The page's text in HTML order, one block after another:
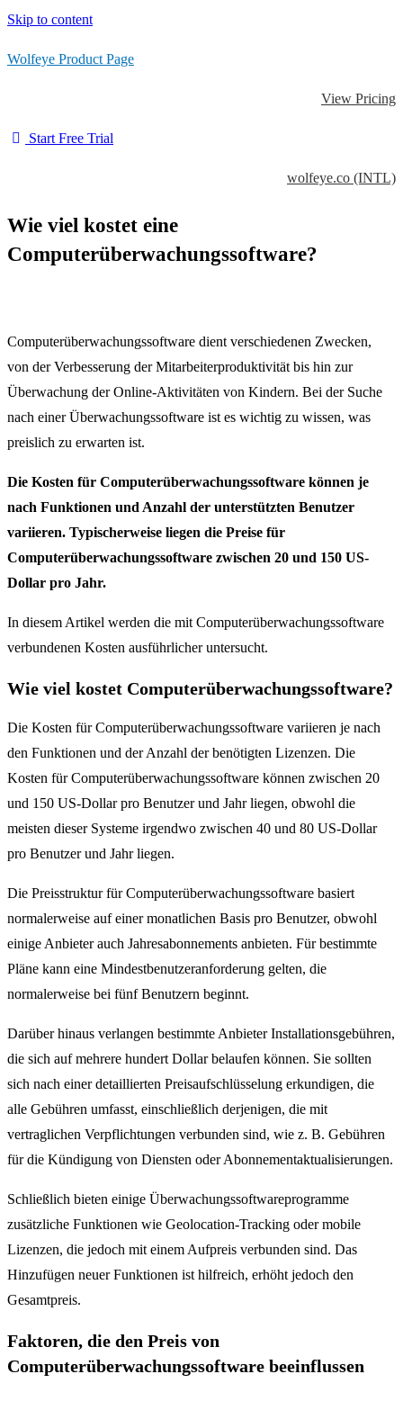
Skip to content
Wolfeye Product Page
View Pricing
Start Free Trial
wolfeye.co (INTL)
Wie viel kostet eine
Computerüberwachungssoftware?
Computerüberwachungssoftware dient verschiedenen Zwecken,
von der Verbesserung der Mitarbeiterproduktivität bis hin zur
Überwachung der Online-Aktivitäten von Kindern. Bei der Suche
nach einer Überwachungssoftware ist es wichtig zu wissen, was
preislich zu erwarten ist.
Die Kosten für Computerüberwachungssoftware können je
nach Funktionen und Anzahl der unterstützten Benutzer
variieren. Typischerweise liegen die Preise für
Computerüberwachungssoftware zwischen 20 und 150 US-
Dollar pro Jahr.
In diesem Artikel werden die mit Computerüberwachungssoftware
verbundenen Kosten ausführlicher untersucht.
Wie viel kostet Computerüberwachungssoftware?
Die Kosten für Computerüberwachungssoftware variieren je nach
den Funktionen und der Anzahl der benötigten Lizenzen. Die
Kosten für Computerüberwachungssoftware können zwischen 20
und 150 US-Dollar pro Benutzer und Jahr liegen, obwohl die
meisten dieser Systeme irgendwo zwischen 40 und 80 US-Dollar
pro Benutzer und Jahr liegen.
Die Preisstruktur für Computerüberwachungssoftware basiert
normalerweise auf einer monatlichen Basis pro Benutzer, obwohl
einige Anbieter auch Jahresabonnements anbieten. Für bestimmte
Pläne kann eine Mindestbenutzeranforderung gelten, die
normalerweise bei fünf Benutzern beginnt.
Darüber hinaus verlangen bestimmte Anbieter Installationsgebühren,
die sich auf mehrere hundert Dollar belaufen können. Sie sollten
sich nach einer detaillierten Preisaufschlüsselung erkundigen, die
alle Gebühren umfasst, einschließlich derjenigen, die mit
vertraglichen Verpflichtungen verbunden sind, wie z. B. Gebühren
für die Kündigung von Diensten oder Abonnementaktualisierungen.
Schließlich bieten einige Überwachungssoftwareprogramme
zusätzliche Funktionen wie Geolocation-Tracking oder mobile
Lizenzen, die jedoch mit einem Aufpreis verbunden sind. Das
Hinzufügen neuer Funktionen ist hilfreich, erhöht jedoch den
Gesamtpreis.
Faktoren, die den Preis von
Computerüberwachungssoftware beeinflussen